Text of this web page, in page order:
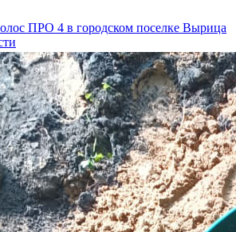
ПРО 4 в городском поселке Вырица